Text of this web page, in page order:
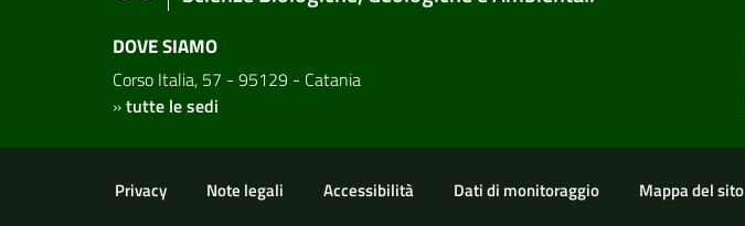
DOVE SIAMO
Corso Italia, 57 - 95129 - Catania
»tutte le sedi
Privacy Note legali Accessibilità Dati di monitoraggio Mappa del sito